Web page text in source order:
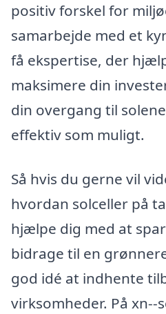
positiv forskel for
samarbejde med et
få ekspertise, der
maksimere din
din overgang til
effektiv som muligt.
Så hvis du gerne vil
hvordan solceller på
hjælpe dig med at
bidrage til en
god idé at indhente
virksomheder. På xn--